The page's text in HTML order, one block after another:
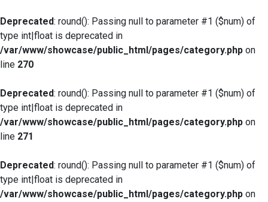
Deprecated: round(): Passing null to parameter #1 ($num) of
type int|float is deprecated in
/var/www/showcase/public_html/pages/category.php on
line 270
Deprecated: round(): Passing null to parameter #1 ($num) of
type int|float is deprecated in
/var/www/showcase/public_html/pages/category.php on
line 271
Deprecated: round(): Passing null to parameter #1 ($num) of
type int|float is deprecated in
/var/www/showcase/public_html/pages/category.php on